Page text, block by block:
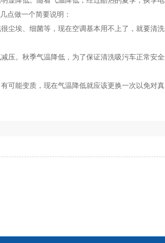
点做一个简要说明：
埃、细菌等，现在空调基本用不上了，就要清
压。秋季气温降低，为了保证清洗吸污车正常安
能变质，现在气温降低就应该更换一次以免对